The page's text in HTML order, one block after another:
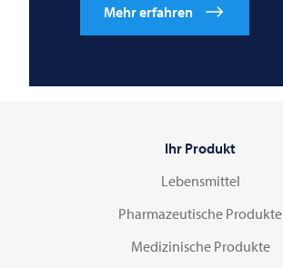
Mehr erfahren
Ihr Produkt
Lebensmittel
Pharmazeutische Produkte
Medizinische Produkte